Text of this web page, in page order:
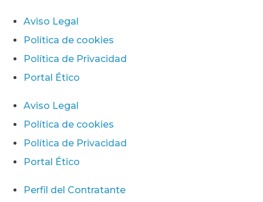
Aviso Legal
Política de cookies
Política de Privacidad
Portal Ético
Aviso Legal
Política de cookies
Política de Privacidad
Portal Ético
Perfil del Contratante